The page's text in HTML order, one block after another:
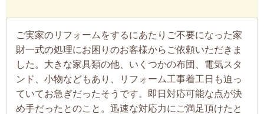
ご実家のリフォームをするにあたりご不要になった家
財一式の処理にお困りのお客様からご依頼いただきま
した。大きな家具類の他、いくつかの布団、電気スタ
ンド、小物などもあり、リフォーム工事着工日も迫っ
ていてお急ぎだったそうです。即日対応可能な点が決
め手だったとのこと。迅速な対応力にご満足頂けたと